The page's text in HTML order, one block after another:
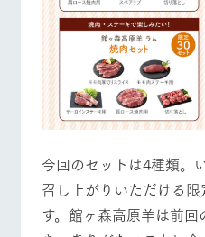
今回のセットは4種類。
召し上がりいただける
す。館ヶ森高原羊は前